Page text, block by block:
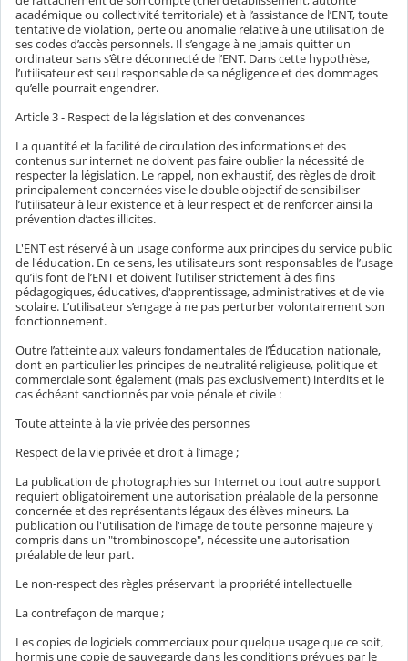
académique ou collectivité territoriale) et à l’assistance de l’ENT, toute
tentative de violation, perte ou anomalie relative à une utilisation de
ses codes d’accès personnels. Il s’engage à ne jamais quitter un
ordinateur sans s’être déconnecté de l’ENT. Dans cette hypothèse,
l’utilisateur est seul responsable de sa négligence et des dommages
qu’elle pourrait engendrer.
Article 3 - Respect de la législation et des convenances
La quantité et la facilité de circulation des informations et des
contenus sur internet ne doivent pas faire oublier la nécessité de
respecter la législation. Le rappel, non exhaustif, des règles de droit
principalement concernées vise le double objectif de sensibiliser
l’utilisateur à leur existence et à leur respect et de renforcer ainsi la
prévention d’actes illicites.
L'ENT est réservé à un usage conforme aux principes du service public
de l'éducation. En ce sens, les utilisateurs sont responsables de l’usage
qu’ils font de l’ENT et doivent l’utiliser strictement à des fins
pédagogiques, éducatives, d'apprentissage, administratives et de vie
scolaire. L’utilisateur s’engage à ne pas perturber volontairement son
fonctionnement.
Outre l’atteinte aux valeurs fondamentales de l’Éducation nationale,
dont en particulier les principes de neutralité religieuse, politique et
commerciale sont également (mais pas exclusivement) interdits et le
cas échéant sanctionnés par voie pénale et civile :
Toute atteinte à la vie privée des personnes
Respect de la vie privée et droit à l’image ;
La publication de photographies sur Internet ou tout autre support
requiert obligatoirement une autorisation préalable de la personne
concernée et des représentants légaux des élèves mineurs. La
publication ou l'utilisation de l'image de toute personne majeure y
compris dans un "trombinoscope", nécessite une autorisation
préalable de leur part.
Le non-respect des règles préservant la propriété intellectuelle
La contrefaçon de marque ;
Les copies de logiciels commerciaux pour quelque usage que ce soit,
hormis une copie de sauvegarde dans les conditions prévues par le